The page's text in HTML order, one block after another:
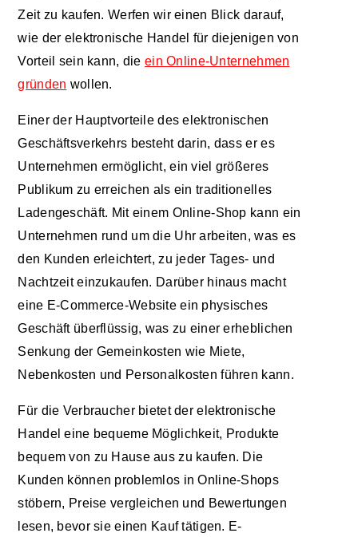
Zeit zu kaufen. Werfen wir einen Blick darauf,
wie der elektronische Handel für diejenigen von
Vorteil sein kann, dieein Online-Unternehmen
gründen wollen.
Einer der Hauptvorteile des elektronischen
Geschäftsverkehrs besteht darin, dass er es
Unternehmen ermöglicht, ein viel größeres
Publikum zu erreichen als ein traditionelles
Ladengeschäft. Mit einem Online-Shop kann ein
Unternehmen rund um die Uhr arbeiten, was es
den Kunden erleichtert, zu jeder Tages- und
Nachtzeit einzukaufen. Darüber hinaus macht
eine E-Commerce-Website ein physisches
Geschäft überflüssig, was zu einer erheblichen
Senkung der Gemeinkosten wie Miete,
Nebenkosten und Personalkosten führen kann.
Für die Verbraucher bietet der elektronische
Handel eine bequeme Möglichkeit, Produkte
bequem von zu Hause aus zu kaufen. Die
Kunden können problemlos in Online-Shops
stöbern, Preise vergleichen und Bewertungen
lesen, bevor sie einen Kauf tätigen. E-